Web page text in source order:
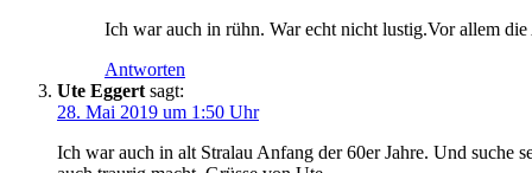
Ich war auch in rühn. War echt nicht lustig.Vor allem die
Antworten
Ute Eggert sagt:
28. Mai 2019 um 1:50 Uhr
Ich war auch in alt Stralau Anfang der 60er Jahre. Und suche